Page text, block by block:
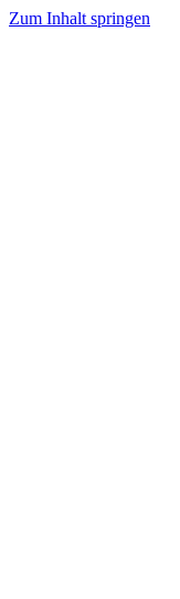
Zum Inhalt springen